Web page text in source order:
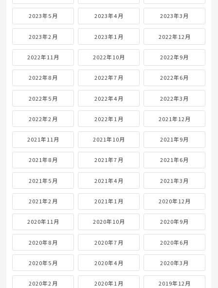
2023年5月 2023年4月 2023年3月
2023年2月 2023年1月 2022年12月
2022年11月 2022年10月 2022年9月
2022年8月 2022年7月 2022年6月
2022年5月 2022年4月 2022年3月
2022年2月 2022年1月 2021年12月
2021年11月 2021年10月 2021年9月
2021年8月 2021年7月 2021年6月
2021年5月 2021年4月 2021年3月
2021年2月 2021年1月 2020年12月
2020年11月 2020年10月 2020年9月
2020年8月 2020年7月 2020年6月
2020年5月 2020年4月 2020年3月
2020年2月 2020年1月 2019年12月